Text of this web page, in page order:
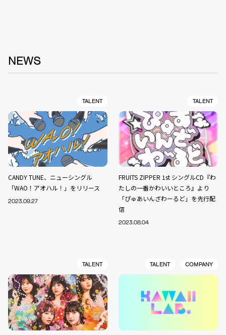
NEWS
TALENT
CANDY TUNE、ニューシングル
「WAO！アオハル！」をリリース
2023.09.27
TALENT
FRUITS ZIPPER 1st シングルCD『わ
たしの一番かわいいところ』より
「ぴゅあいんざわーるど」を先行配
信
2023.08.04
TALENT TALENT COMPANY